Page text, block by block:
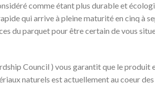
comme étant plus durable et
qui arrive à pleine maturité en cinq à
du parquet pour être certain de vous
Council ) vous garantit que le produit
naturels est actuellement au coeur